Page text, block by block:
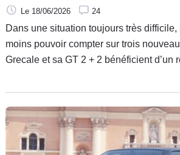
Le 18/06/2026 24
Dans une situation toujours très difficile,
moins pouvoir compter sur trois
Grecale et sa GT 2 + 2 bénéficient d’un
arriver d’ici la fin de la décennie, mais
technologie chinoise ?